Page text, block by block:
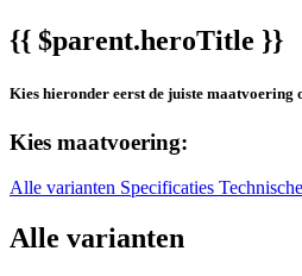
{{ $parent.heroTitle }}
Kies hieronder eerst de juiste
Kies maatvoering:
Alle varianten Specificaties
Alle varianten